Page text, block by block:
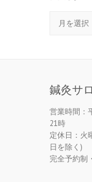
鍼灸サ
営業時間：
21時
定休日：火
日を除く)
完全予約制